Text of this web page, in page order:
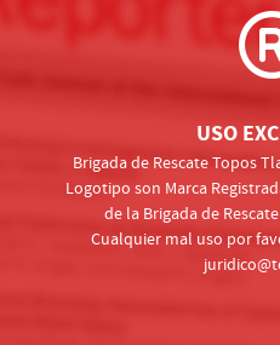
USO
Brigada de Rescate Topos
Logotipo son Marca
de la Brigada de
Cualquier mal uso por